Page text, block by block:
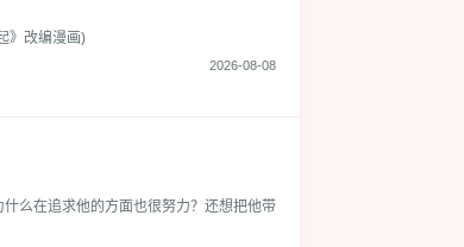
》改编漫画)
2026-08-08
么在追求他的方面也很努力？还想把他带